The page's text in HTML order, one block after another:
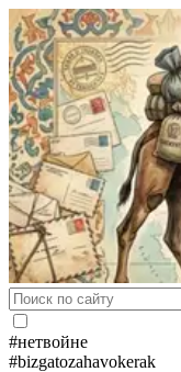
#нетвойне
#bizgatozahavokerak